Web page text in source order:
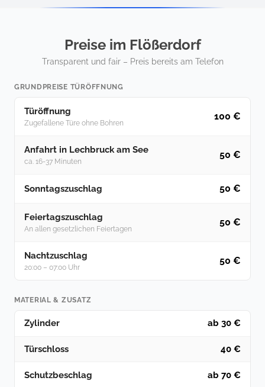
Preise im Flößerdorf
Transparent und fair – Preis bereits am Telefon
GRUNDPREISE TÜRÖFFNUNG
Türöffnung
Zugefallene Türe ohne Bohren
100 €
Anfahrt in Lechbruck am See
ca. 16-37 Minuten
50 €
Sonntagszuschlag 50 €
Feiertagszuschlag
An allen gesetzlichen Feiertagen
50 €
Nachtzuschlag
20:00 – 07:00 Uhr
50 €
MATERIAL & ZUSATZ
Zylinder ab 30 €
Türschloss 40 €
Schutzbeschlag ab 70 €